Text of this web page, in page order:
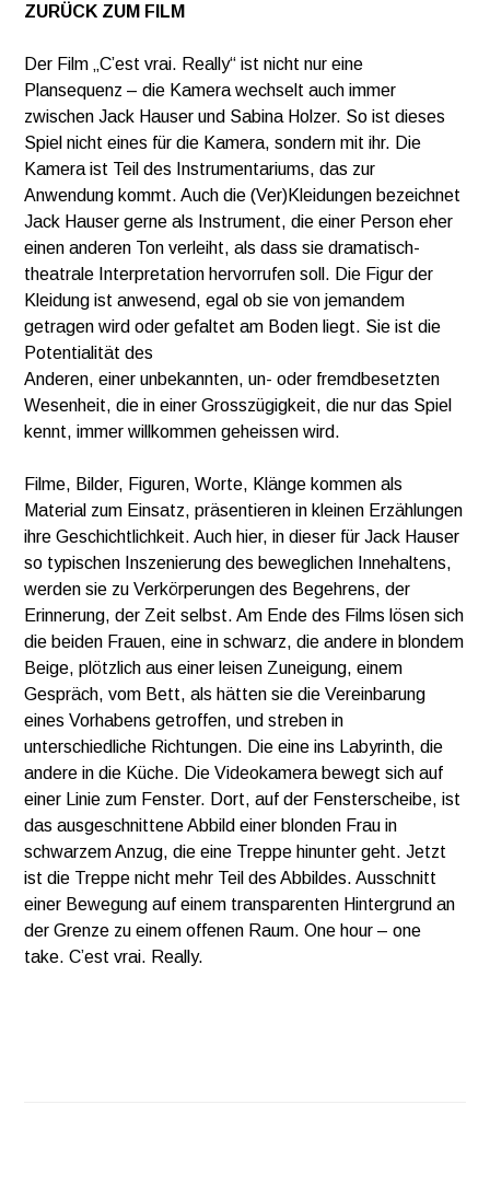
ZURÜCK ZUM FILM
Der Film „C’est vrai. Really“ ist nicht nur eine
Plansequenz – die Kamera wechselt auch immer
zwischen Jack Hauser und Sabina Holzer. So ist dieses
Spiel nicht eines für die Kamera, sondern mit ihr. Die
Kamera ist Teil des Instrumentariums, das zur
Anwendung kommt. Auch die (Ver)Kleidungen bezeichnet
Jack Hauser gerne als Instrument, die einer Person eher
einen anderen Ton verleiht, als dass sie dramatisch-
theatrale Interpretation hervorrufen soll. Die Figur der
Kleidung ist anwesend, egal ob sie von jemandem
getragen wird oder gefaltet am Boden liegt. Sie ist die
Potentialität des
Anderen, einer unbekannten, un- oder fremdbesetzten
Wesenheit, die in einer Grosszügigkeit, die nur das Spiel
kennt, immer willkommen geheissen wird.
Filme, Bilder, Figuren, Worte, Klänge kommen als
Material zum Einsatz, präsentieren in kleinen Erzählungen
ihre Geschichtlichkeit. Auch hier, in dieser für Jack Hauser
so typischen Inszenierung des beweglichen Innehaltens,
werden sie zu Verkörperungen des Begehrens, der
Erinnerung, der Zeit selbst. Am Ende des Films lösen sich
die beiden Frauen, eine in schwarz, die andere in blondem
Beige, plötzlich aus einer leisen Zuneigung, einem
Gespräch, vom Bett, als hätten sie die Vereinbarung
eines Vorhabens getroffen, und streben in
unterschiedliche Richtungen. Die eine ins Labyrinth, die
andere in die Küche. Die Videokamera bewegt sich auf
einer Linie zum Fenster. Dort, auf der Fensterscheibe, ist
das ausgeschnittene Abbild einer blonden Frau in
schwarzem Anzug, die eine Treppe hinunter geht. Jetzt
ist die Treppe nicht mehr Teil des Abbildes. Ausschnitt
einer Bewegung auf einem transparenten Hintergrund an
der Grenze zu einem offenen Raum. One hour – one
take. C’est vrai. Really.